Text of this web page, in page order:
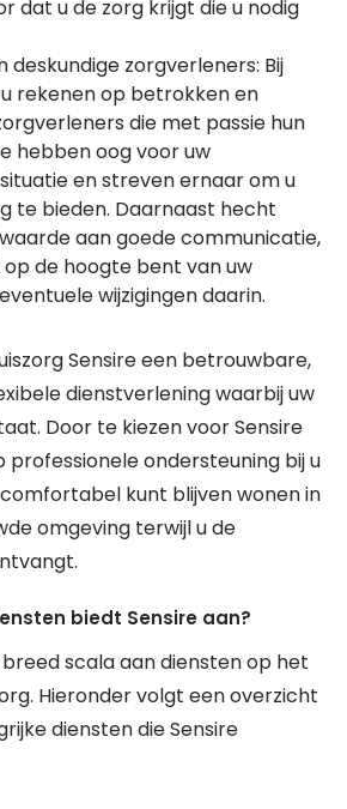
dat u de zorg krijgt die u nodig
deskundige zorgverleners: Bij
rekenen op betrokken en
die met passie hun
hebben oog voor uw
en streven ernaar om u
te bieden. Daarnaast hecht
aan goede communicatie,
op de hoogte bent van uw
wijzigingen daarin.
Sensire een betrouwbare,
dienstverlening waarbij uw
Door te kiezen voor Sensire
professionele ondersteuning bij u
kunt blijven wonen in
omgeving terwijl u de
biedt Sensire aan?
scala aan diensten op het
Hieronder volgt een overzicht
diensten die Sensire